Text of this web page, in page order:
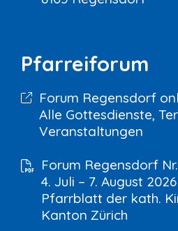
Pfarreiforum
Forum Regensdorf
Alle Gottesdienste,
Veranstaltungen
Forum Regensdorf
4. Juli – 7. August 2026
Pfarrblatt der kath.
Kanton Zürich